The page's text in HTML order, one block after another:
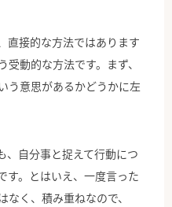
直接的な方法ではあります
動的な方法です。まず、
う意思があるかどうかに左
、自分事と捉えて行動につ
す。とはいえ、一度言った
く、積み重ねなので、